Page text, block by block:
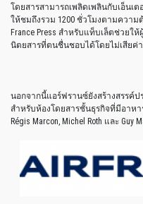
โดยสารสามารถเพลิดเพลินกับเอ็นเ
ให้ชมถึงรวม 1200 ชั่วโมงตามควา
France Press สำหรับแท็บเล็ตช่วย
นิตยสารที่ตนชื่นชอบได้โดยไม่เสียค่
นอกจากนี้แอร์ฟรานซ์ยังสร้างสรรค์
สำหรับห้องโดยสารชั้นธุรกิจที่มีอาห
Régis Marcon, Michel Roth และ Guy